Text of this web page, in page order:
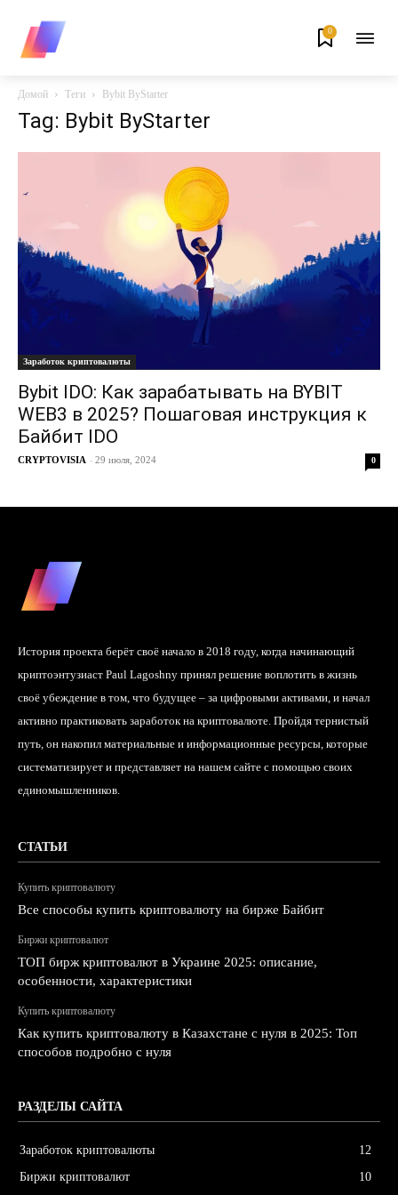
0
Домой Теги Bybit ByStarter
Tag: Bybit ByStarter
Заработок криптовалюты
Bybit IDO: Как зарабатывать на BYBIT
WEB3 в 2025? Пошаговая инструкция к
Байбит IDO
CRYPTOVISIA - 29 июля, 2024 0
История проекта берёт своё начало в 2018 году, когда начинающий
криптоэнтузиаст Paul Lagoshny принял решение воплотить в жизнь
своё убеждение в том, что будущее – за цифровыми активами, и начал
активно практиковать заработок на криптовалюте. Пройдя тернистый
путь, он накопил материальные и информационные ресурсы, которые
систематизирует и представляет на нашем сайте с помощью своих
единомышленников.
СТАТЬИ
Купить криптовалюту
Все способы купить криптовалюту на бирже Байбит
Биржи криптовалют
ТОП бирж криптовалют в Украине 2025: описание,
особенности, характеристики
Купить криптовалюту
Как купить криптовалюту в Казахстане с нуля в 2025: Топ
способов подробно с нуля
РАЗДЕЛЫ САЙТА
Заработок криптовалюты
12
Биржи криптовалют
10